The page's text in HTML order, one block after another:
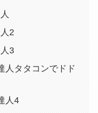
2
3
タタコンでドド
人4